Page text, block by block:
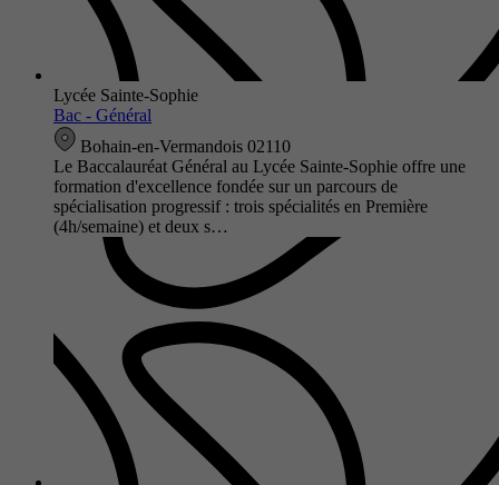
Lycée Sainte-Sophie
Bac - Général
Bohain-en-Vermandois 02110
Le Baccalauréat Général au Lycée Sainte-Sophie offre une
formation d'excellence fondée sur un parcours de
spécialisation progressif : trois spécialités en Première
(4h/semaine) et deux s…